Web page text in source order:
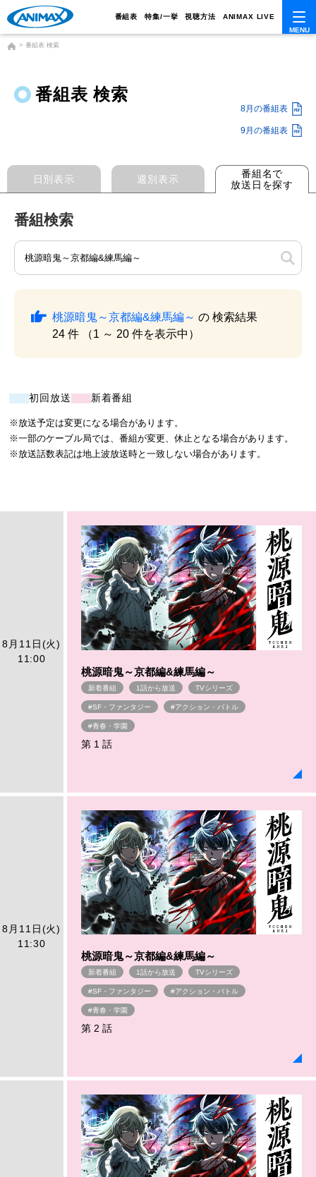
番組表 特集/一挙 視聴方法 ANIMAX LIVE
番組表 検索
番組表 検索
8月の番組表
9月の番組表
日別表示 週別表示
番組名で
放送日を探す
番組検索
桃源暗鬼～京都編&練馬編～ の 検索結果
24 件 （1 ～ 20 件を表示中）
初回放送 新着番組
※放送予定は変更になる場合があります。
※一部のケーブル局では、番組が変更、休止となる場合があります。
※放送話数表記は地上波放送時と一致しない場合があります。
8月11日(火)
11:00
桃源暗鬼～京都編&練馬編～
新着番組 1話から放送 TVシリーズ
#SF・ファンタジー #アクション・バトル
#青春・学園
第 1 話
8月11日(火)
11:30
桃源暗鬼～京都編&練馬編～
新着番組 1話から放送 TVシリーズ
#SF・ファンタジー #アクション・バトル
#青春・学園
第 2 話